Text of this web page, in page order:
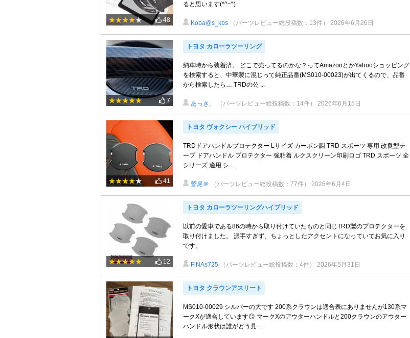
48
ると思います(*^ｰ^)
Koba@s_kbs （パーツレビュー総投稿数：13件） 2026年6月26日
7
トヨタ カローラツーリング
納車時から装着済。 どこで売ってるのかな？ってAmazonとかYahooショッピング
を検索すると、中華製に混じって純正品番(MS010-00023)が出てくるので、品番
から検索したら… TRDの公 ...
あっき。 （パーツレビュー総投稿数：14件） 2026年6月15日
41
トヨタ ヴォクシー ハイブリッド
TRDドアハンドルプロテクター Lサイズ カーボン調 TRD スポーツ 専用 改良型テ
ープ ドアハンドル プロテクター 強粘着 ルクスクリーン印刷ロゴ TRD スポーツ 全
シリーズ 適用 シ ...
鷲尾＠ （パーツレビュー総投稿数：77件） 2026年6月4日
12
トヨタ カローラツーリングハイブリッド
以前の愛車である86の時から取り付けていたものと同じTRD製のプロテクターを
取り付けました。 派手すぎず、ちょっとしたアクセントになっていてお気に入り
です。
FiNAs725 （パーツレビュー総投稿数：4件） 2026年5月31日
トヨタ クラウンアスリート
MS010-00029 シルバーの大です 200系クラウンは適合表にありませんが130系マ
ークXが適合しています😏 マークXのアウターハンドルと200クラウンのアウター
ハンドル形状は誰がどう見 ...